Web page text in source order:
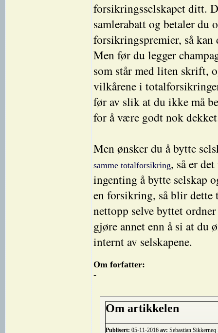
forsikringsselskapet ditt.
samlerabatt og betaler
forsikringspremier, så kan
Men før du legger
som står med liten skrift,
vilkårene i
før av slik at du ikke må
for å være godt nok
Men ønsker du å bytte
samme totalforsikring, så er
ingenting å bytte selskap
en forsikring, så blir dette
nettopp selve byttet
gjøre annet enn å si at du
internt av selskapene.
Om forfatter:
-
Om artikkelen
Publisert: 05-11-2016av: Sebastian Sikkerneq